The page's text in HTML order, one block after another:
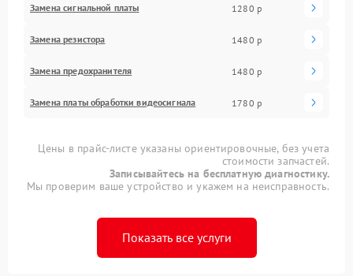
Замена сигнальной платы 1280 р
Замена резистора 1480 р
Замена предохранителя 1480 р
Замена платы обработки видеосигнала 1780 р
Цены в прайс-листе указаны ориентировочные, без учета
стоимости запчастей.
Записывайтесь на бесплатную диагностику.
Мы проверим ваше устройство и укажем на неисправность.
Показать все услуги